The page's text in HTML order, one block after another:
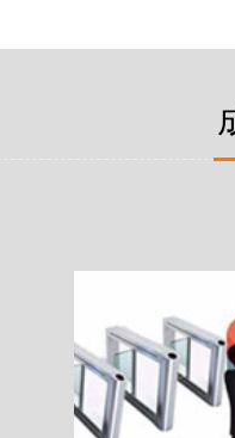
录仪的贴心小"保姆"。随着群
给行政相对人看，有效的减少
出设备的具体位置，实时查看
的作用，能广泛应用于交警公
执法、海关执法、路政、质量